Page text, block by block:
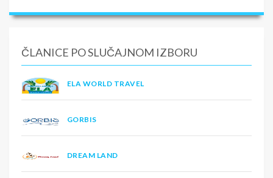
ČLANICE PO SLUČAJNOM IZBORU
ELA WORLD TRAVEL
GORBIS
DREAM LAND